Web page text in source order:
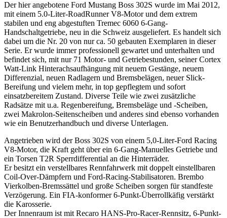
Der hier angebotene Ford Mustang Boss 302S wurde im Mai 2012,
mit einem 5.0-Liter-RoadRunner V8-Motor und dem extrem
stabilen und eng abgestuften Tremec 6060 6-Gang-
Handschaltgetriebe, neu in die Schweiz ausgeliefert. Es handelt sich
dabei um die Nr. 20 von nur ca. 50 gebauten Exemplaren in dieser
Serie. Er wurde immer professionell gewartet und unterhalten und
befindet sich, mit nur 71 Motor- und Getriebestunden, seiner Cortex
Watt-Link Hinterachsaufhängung mit neuem Gestänge, neuem
Differenzial, neuen Radlagern und Bremsbelägen, neuer Slick-
Bereifung und vielem mehr, in top gepflegtem und sofort
einsatzbereitem Zustand. Diverse Teile wie zwei zusätzliche
Radsätze mit u.a. Regenbereifung, Bremsbeläge und -Scheiben,
zwei Makrolon-Seitenscheiben und anderes sind ebenso vorhanden
wie ein Benutzerhandbuch und diverse Unterlagen.
Angetrieben wird der Boss 302S von einem 5,0-Liter-Ford Racing
V8-Motor, die Kraft geht über ein 6-Gang-Manuelles Getriebe und
ein Torsen T2R Sperrdifferential an die Hinterräder.
Er besitzt ein verstellbares Rennfahrwerk mit doppelt einstellbaren
Coil-Over-Dämpfern und Ford-Racing-Stabilisatoren. Brembo
Vierkolben-Bremssättel und große Scheiben sorgen für standfeste
Verzögerung. Ein FIA-konformer 6-Punkt-Überrollkäfig verstärkt
die Karosserie.
Der Innenraum ist mit Recaro HANS-Pro-Racer-Rennsitz, 6-Punkt-